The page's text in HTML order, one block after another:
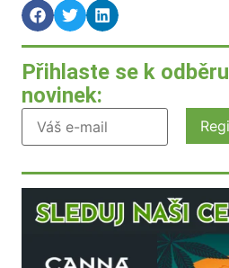
Přihlaste se k odběru
novinek: